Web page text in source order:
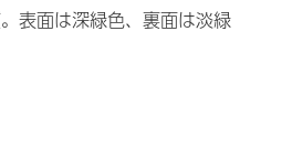
表面は深緑色、裏面は淡緑